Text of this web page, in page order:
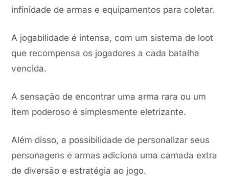
infinidade de armas e equipamentos para coletar.
A jogabilidade é intensa, com um sistema de loot
que recompensa os jogadores a cada batalha
vencida.
A sensação de encontrar uma arma rara ou um
item poderoso é simplesmente eletrizante.
Além disso, a possibilidade de personalizar seus
personagens e armas adiciona uma camada extra
de diversão e estratégia ao jogo.